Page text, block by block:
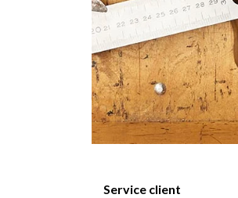
Service client